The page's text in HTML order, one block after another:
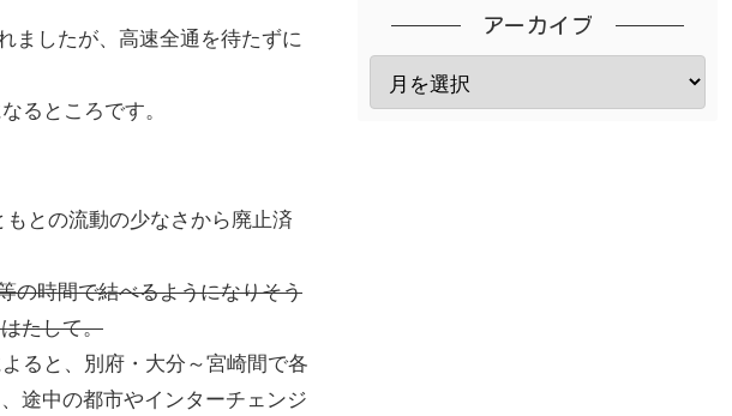
ましたが、高速全通を待たずに
るところです。
との流動の少なさから廃止済
の時間で結べるようになりそう
たして。
よると、別府・大分～宮崎間で各
途中の都市やインターチェンジ
アーカイブ